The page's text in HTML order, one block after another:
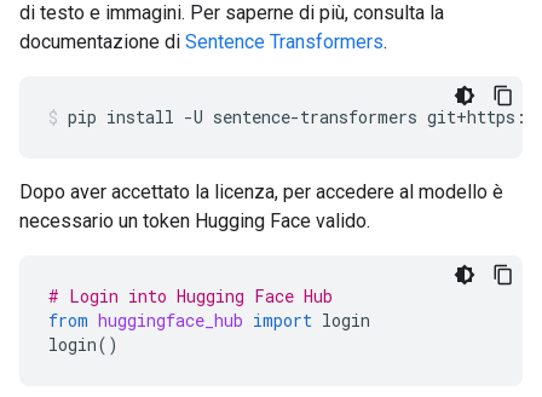
di testo e immagini. Per saperne di più, consulta la
documentazione di Sentence Transformers.
pip install -U sentence-transformers git+https://
Dopo aver accettato la licenza, per accedere al modello è
necessario un token Hugging Face valido.
# Login into Hugging Face Hub
from huggingface_hub import login
login()